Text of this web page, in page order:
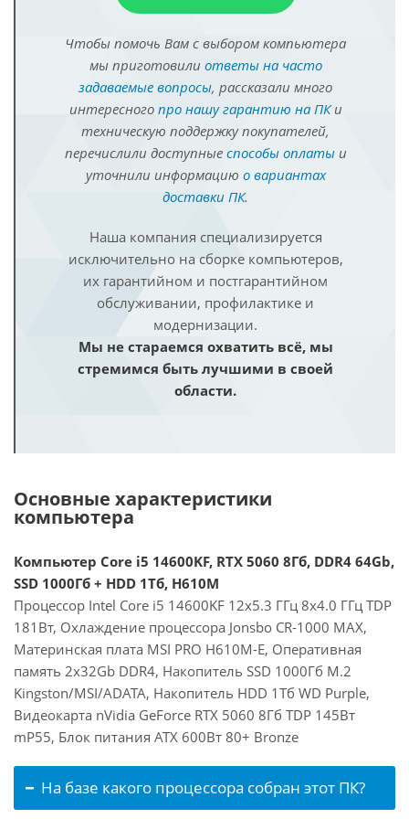
Чтобы помочь Вам с выбором компьютера
мы приготовили ответы на часто
задаваемые вопросы, рассказали много
интересного про нашу гарантию на ПКи
техническую поддержку покупателей,
перечислили доступные способы оплатыи
уточнили информацию о вариантах
доставки ПК.
Наша компания специализируется
исключительно на сборке компьютеров,
их гарантийном и постгарантийном
обслуживании, профилактике и
модернизации.
Мы не стараемся охватить всё, мы
стремимся быть лучшими в своей
области.
Основные характеристики
компьютера
Компьютер Core i5 14600KF, RTX 5060 8Гб, DDR4 64Gb,
SSD 1000Гб + HDD 1Тб, H610M
Процессор Intel Core i5 14600KF 12x5.3 ГГц 8x4.0 ГГц TDP
181Вт, Охлаждение процессора Jonsbo CR-1000 MAX,
Материнская плата MSI PRO H610M-E, Оперативная
память 2x32Gb DDR4, Накопитель SSD 1000Гб M.2
Kingston/MSI/ADATA, Накопитель HDD 1Тб WD Purple,
Видеокарта nVidia GeForce RTX 5060 8Гб TDP 145Вт
mP55, Блок питания ATX 600Вт 80+ Bronze
На базе какого процессора собран этот ПК?